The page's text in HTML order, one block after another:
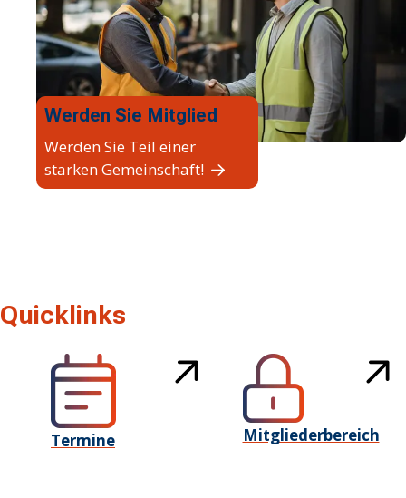
Werden Sie Mitglied
Werden Sie Teil einer
starken Gemeinschaft!
Quicklinks
Termine Mitgliederbereich